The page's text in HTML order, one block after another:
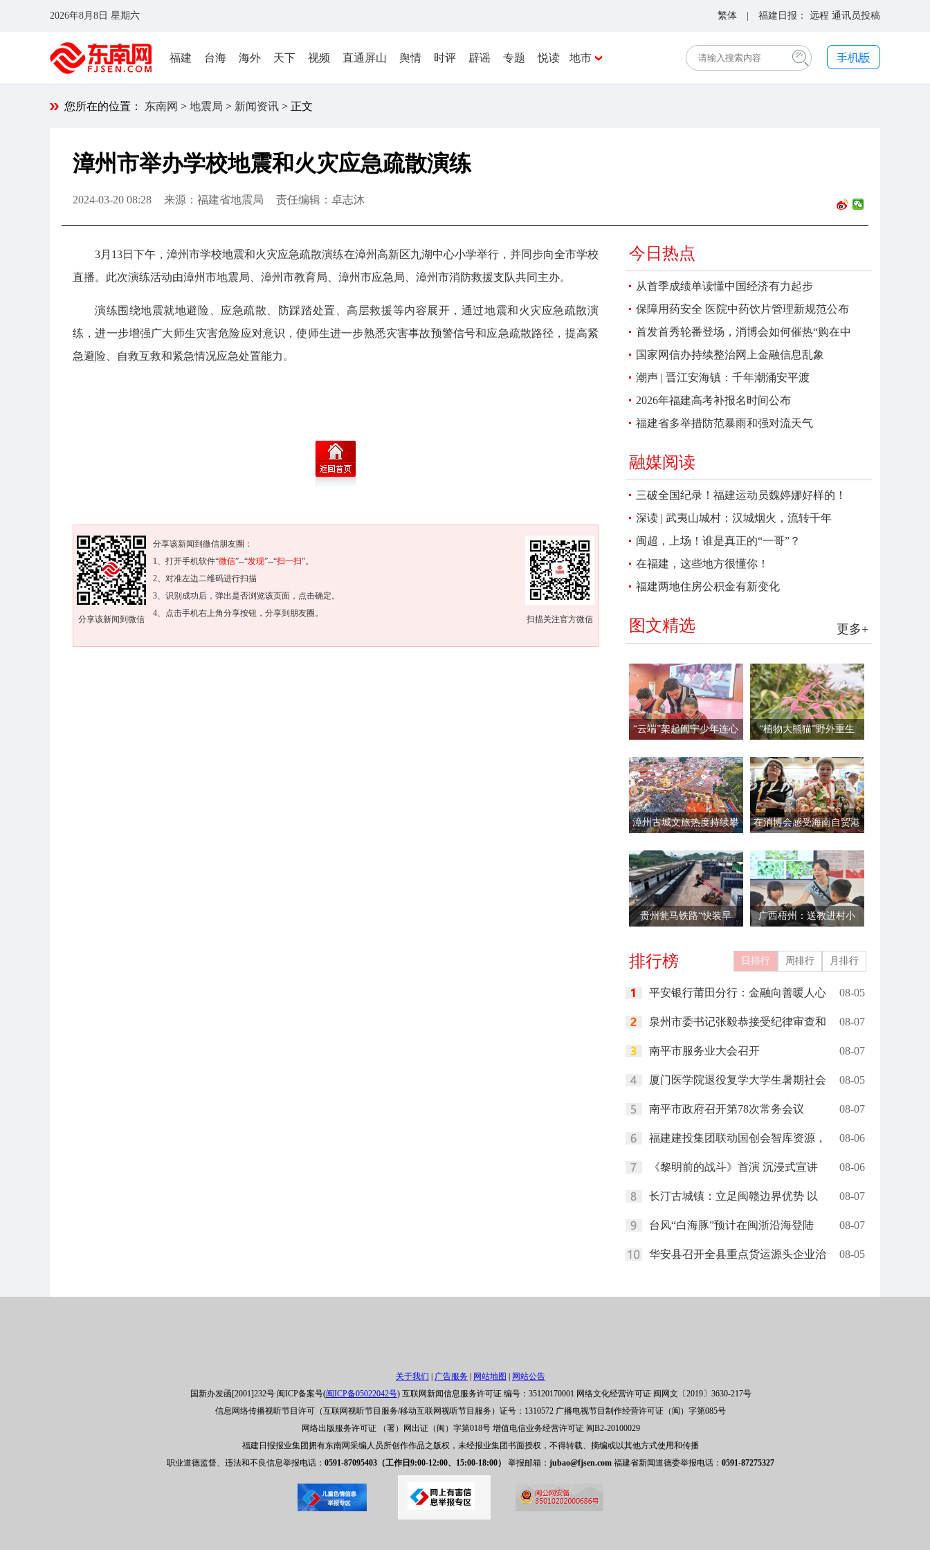
2026年8月8日 星期六 繁体 | 福建日报： 远程 通讯员投稿
福建 台海 海外 天下 视频 直通屏山 舆情 时评 辟谣 专题 悦读 地市
您所在的位置： 东南网 > 地震局 > 新闻资讯 > 正文
漳州市举办学校地震和火灾应急疏散演练
2024-03-20 08:28 来源：福建省地震局 责任编辑：卓志沐
3月13日下午，漳州市学校地震和火灾应急疏散演练在漳州高新区九湖中心小学举行，并同步向全市学校
直播。此次演练活动由漳州市地震局、漳州市教育局、漳州市应急局、漳州市消防救援支队共同主办。
演练围绕地震就地避险、应急疏散、防踩踏处置、高层救援等内容展开，通过地震和火灾应急疏散演
练，进一步增强广大师生灾害危险应对意识，使师生进一步熟悉灾害事故预警信号和应急疏散路径，提高紧
急避险、自救互救和紧急情况应急处置能力。
扫描关注官方微信
分享该新闻到微信
分享该新闻到微信朋友圈：
1、打开手机软件“微信”--“发现”--“扫一扫”。
2、对准左边二维码进行扫描
3、识别成功后，弹出是否浏览该页面，点击确定。
4、点击手机右上角分享按钮，分享到朋友圈。
今日热点
从首季成绩单读懂中国经济有力起步
保障用药安全 医院中药饮片管理新规范公布
首发首秀轮番登场，消博会如何催热“购在中
国”？
国家网信办持续整治网上金融信息乱象
潮声 | 晋江安海镇：千年潮涌安平渡
2026年福建高考补报名时间公布
福建省多举措防范暴雨和强对流天气
融媒阅读
三破全国纪录！福建运动员魏婷娜好样的！
深读 | 武夷山城村：汉城烟火，流转千年
闽超，上场！谁是真正的“一哥”？
在福建，这些地方很懂你！
福建两地住房公积金有新变化
更多+
图文精选
“云端”架起闽宁少年连心
“植物大熊猫”野外重生
漳州古城文旅热度持续攀
在消博会感受海南自贸港
贵州瓮马铁路“快装早
广西梧州：送教进村小
排行榜 日排行 周排行 月排行
平安银行莆田分行：金融向善暖人心 08-05
泉州市委书记张毅恭接受纪律审查和 08-07
南平市服务业大会召开 08-07
厦门医学院退役复学大学生暑期社会 08-05
南平市政府召开第78次常务会议 08-07
福建建投集团联动国创会智库资源， 08-06
《黎明前的战斗》首演 沉浸式宣讲 08-06
长汀古城镇：立足闽赣边界优势 以 08-07
台风“白海豚”预计在闽浙沿海登陆 08-07
华安县召开全县重点货运源头企业治 08-05